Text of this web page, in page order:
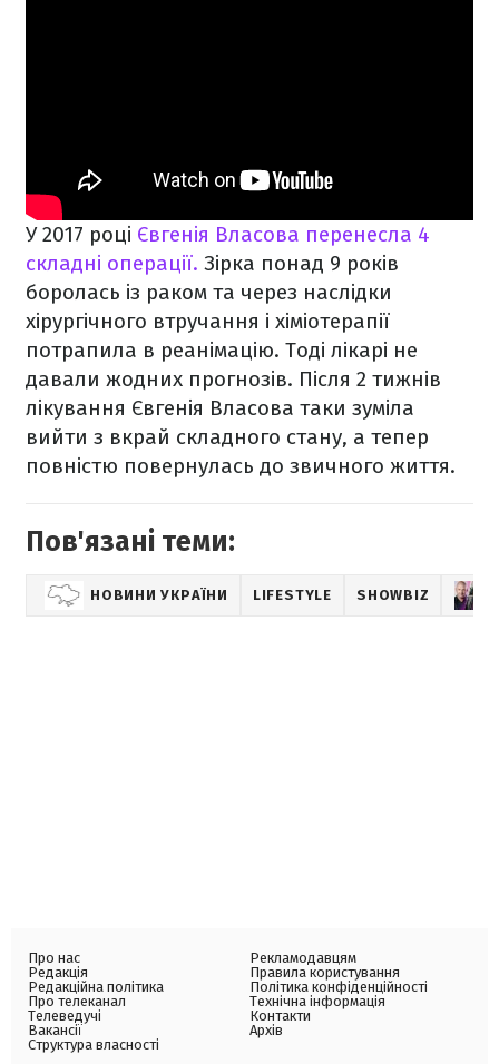
У 2017 році Євгенія Власова перенесла 4
складні операції. Зірка понад 9 років
боролась із раком та через наслідки
хірургічного втручання і хіміотерапії
потрапила в реанімацію. Тоді лікарі не
давали жодних прогнозів. Після 2 тижнів
лікування Євгенія Власова таки зуміла
вийти з вкрай складного стану, а тепер
повністю повернулась до звичного життя.
Пов'язані теми:
НОВИНИ УКРАЇНИ LIFESTYLE SHOWBIZ
Про нас
Редакція
Редакційна політика
Про телеканал
Телеведучі
Вакансії
Структура власності
Рекламодавцям
Правила користування
Політика конфіденційності
Технічна інформація
Контакти
Архів